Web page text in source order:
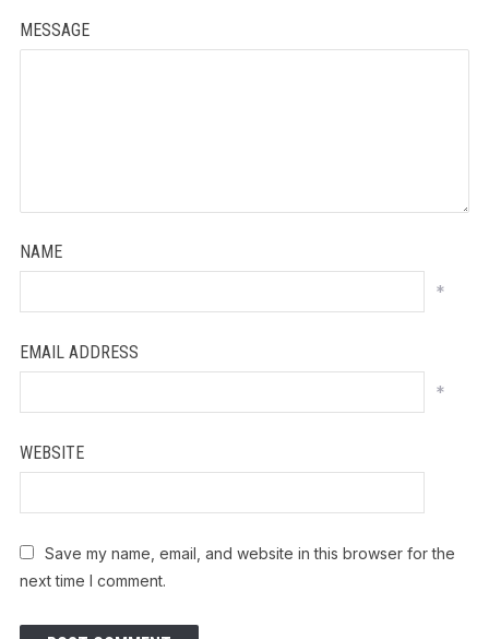
MESSAGE
NAME
*
EMAIL ADDRESS
*
WEBSITE
Save my name, email, and website in this browser for the
next time I comment.